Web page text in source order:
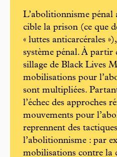
L’abolitionnisme pénal
cible la prison (ce que
« luttes anticarcérales
système pénal. À partir
sillage de Black Lives
mobilisations pour
sont multipliées.
l’échec des approches
mouvements pour
reprennent des
l’abolitionnisme : par
mobilisations contre la